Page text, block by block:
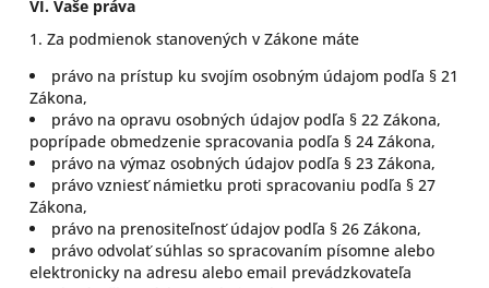
VI.Vaše práva
1. Za podmienok stanovených v Zákone máte
právo na prístup ku svojím osobným údajom podľa § 21
Zákona,
právo na opravu osobných údajov podľa § 22 Zákona,
poprípade obmedzenie spracovania podľa § 24 Zákona,
právo na výmaz osobných údajov podľa § 23 Zákona,
právo vzniesť námietku proti spracovaniu podľa § 27
Zákona,
právo na prenositeľnosť údajov podľa § 26 Zákona,
právo odvolať súhlas so spracovaním písomne alebo
elektronicky na adresu alebo email prevádzkovateľa